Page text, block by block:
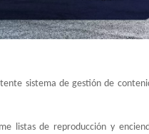
sistema de gestión de
listas de reproducción y